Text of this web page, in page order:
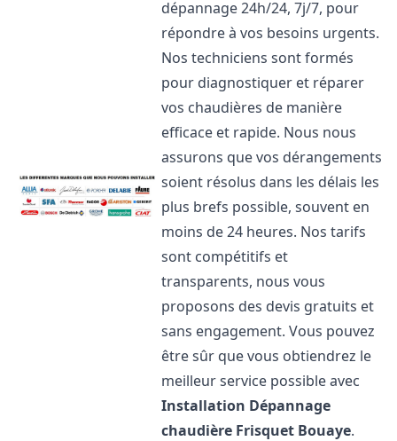
dépannage 24h/24, 7j/7, pour
répondre à vos besoins urgents.
Nos techniciens sont formés
pour diagnostiquer et réparer
vos chaudières de manière
efficace et rapide. Nous nous
assurons que vos dérangements
soient résolus dans les délais les
plus brefs possible, souvent en
moins de 24 heures. Nos tarifs
sont compétitifs et
transparents, nous vous
proposons des devis gratuits et
sans engagement. Vous pouvez
être sûr que vous obtiendrez le
meilleur service possible avec
Installation Dépannage
chaudière Frisquet Bouaye.